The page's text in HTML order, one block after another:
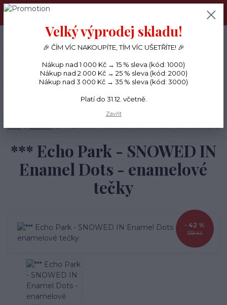
PŘÁNÍČKA a PAPÍROVÉ DÁRKY odesílám každý den, KREATIVNÍ
Menu
CZK
+420 734 380 930
(Po-Ne, 8-20 hod.)
*** Echo Park - SNOWED IN
Enamel Dots - enamelové
tečky
139 Kč
- 42 %
Velký výprodej skladu!
🎉 ČÍM VÍC NAKOUPÍTE, TÍM VÍC UŠETŘÍTE! 🎉
Nákup nad 1 000 Kč → 15 % sleva (kód: 1000)
Nákup nad 2 000 Kč → 25 % sleva (kód: 2000)
Nákup nad 3 000 Kč → 35 % sleva (kód: 3000)
Platí do 31.12. včetně.
Zavřít